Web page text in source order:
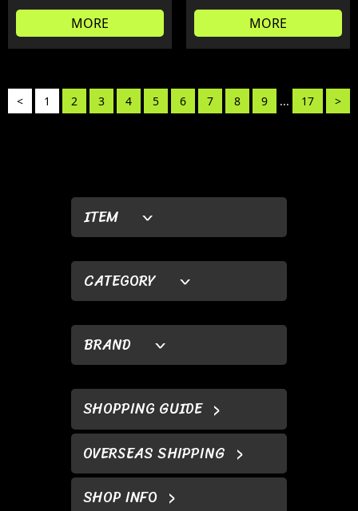
ITEM
CATEGORY
BRAND
SHOPPING GUIDE
OVERSEAS SHIPPING
SHOP INFO
MORE MORE
< 1 2 3 4 5 6 7 8 9 ... 17 >